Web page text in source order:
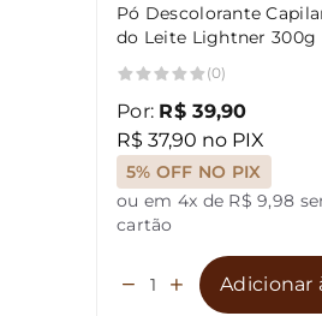
Pó Descolorante
do Leite Lightner 300g
(0)
Por: R$ 39,90
R$ 37,90 no PIX
5% OFF NO PIX
ou em 4x de R$ 9,98
cartão
Adicionar